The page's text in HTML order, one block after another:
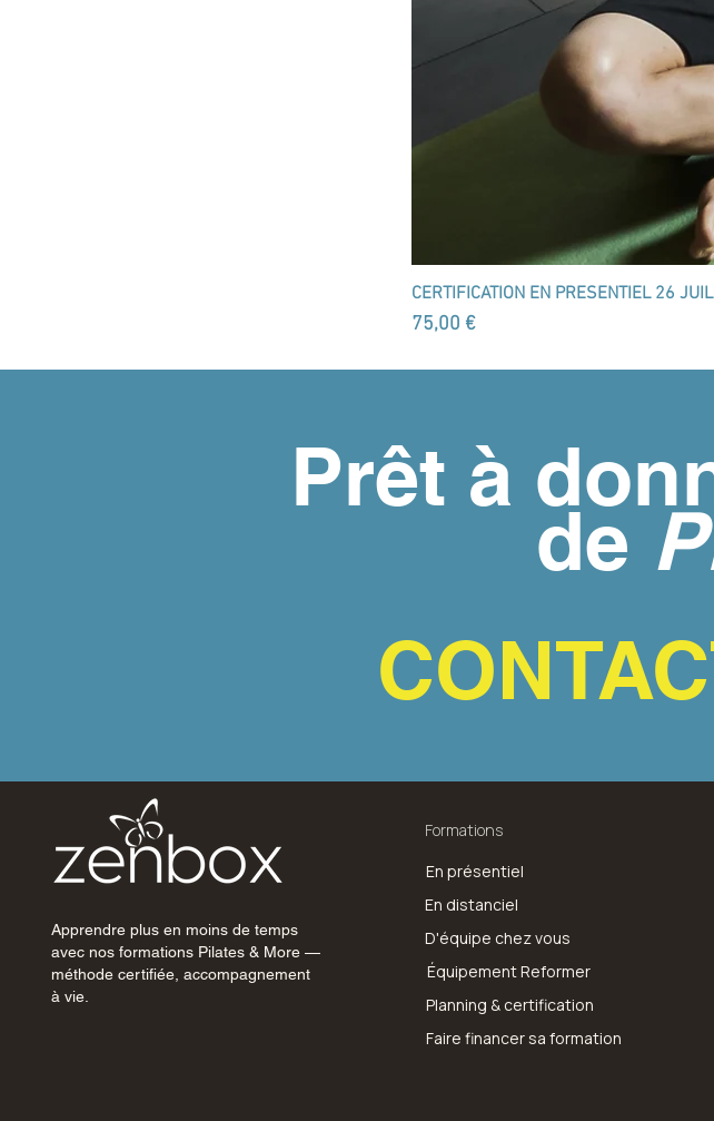
CERTIFICATION EN PRESENTIEL 26
Prix
75,00 €
Prêt à
de
Apprendre plus en moins de temps
avec nos formations Pilates & More —
méthode certifiée, accompagnement
à vie.
Formations
En présentiel
En distanciel
D'équipe chez vous
Équipement Reformer
Planning & certification
Faire financer sa formation